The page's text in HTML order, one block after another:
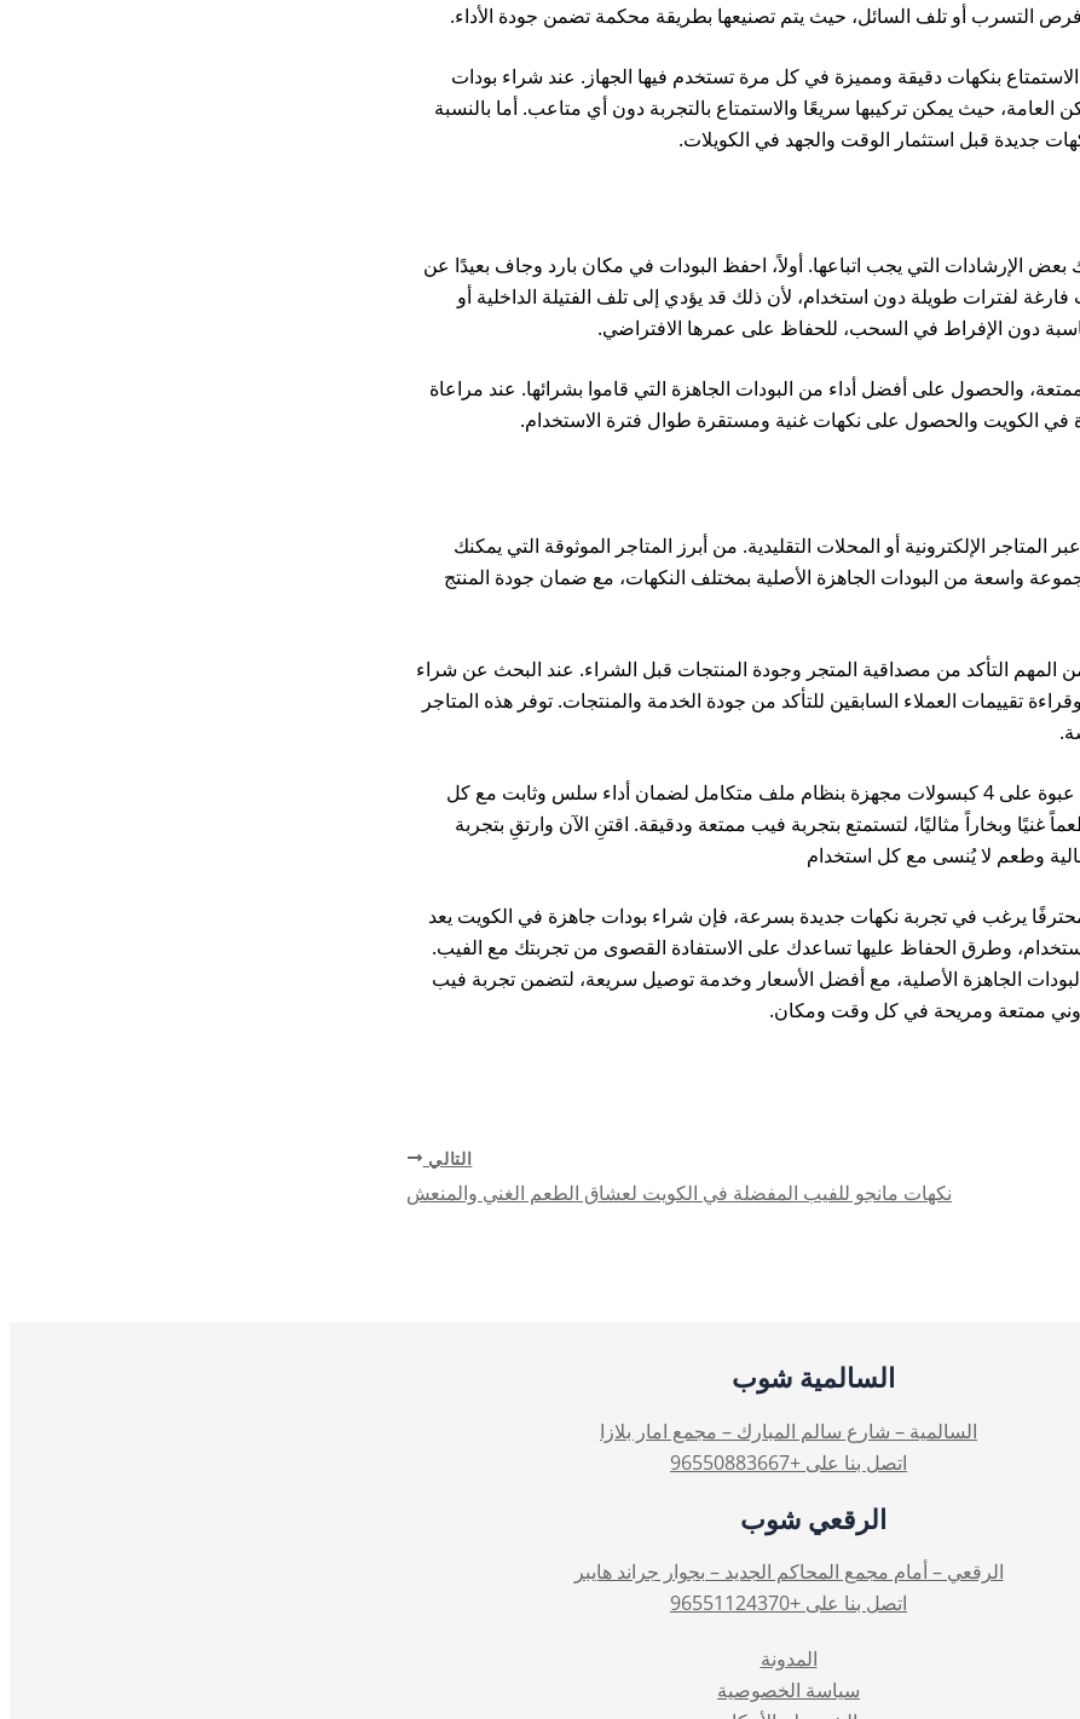
فرص التسرب أو تلف السائل، حيث يتم تصنيعها بطريقة محكمة تضمن جودة الأداء.
الاستمتاع بنكهات دقيقة ومميزة في كل مرة تستخدم فيها الجهاز. عند شراء بودات
العامة، حيث يمكن تركيبها سريعًا والاستمتاع بالتجربة دون أي متاعب. أما بالنسبة
جديدة قبل استثمار الوقت والجهد في الكويلات.
الإرشادات التي يجب اتباعها. أولاً، احفظ البودات في مكان بارد وجاف بعيدًا عن
لفترات طويلة دون استخدام، لأن ذلك قد يؤدي إلى تلف الفتيلة الداخلية أو
دون الإفراط في السحب، للحفاظ على عمرها الافتراضي.
والحصول على أفضل أداء من البودات الجاهزة التي قاموا بشرائها. عند مراعاة
الكويت والحصول على نكهات غنية ومستقرة طوال فترة الاستخدام.
الإلكترونية أو المحلات التقليدية. من أبرز المتاجر الموثوقة التي يمكنك
واسعة من البودات الجاهزة الأصلية بمختلف النكهات، مع ضمان جودة المنتج
التأكد من مصداقية المتجر وجودة المنتجات قبل الشراء. عند البحث عن شراء
تقييمات العملاء السابقين للتأكد من جودة الخدمة والمنتجات. توفر هذه المتاجر
! تحتوي كل عبوة على 4 كبسولات مجهزة بنظام ملف متكامل لضمان أداء سلس وثابت مع كل
2 مل، تمنحك كل كبسولة طعماً غنيًا وبخاراً مثاليًا، لتستمتع بتجربة فيب ممتعة ودقيقة. اقتنِ الآن وارتقِ بتجربة
وطعم لا يُنسى مع كل استخدام
يرغب في تجربة نكهات جديدة بسرعة، فإن شراء بودات جاهزة في الكويت يعد
وطرق الحفاظ عليها تساعدك على الاستفادة القصوى من تجربتك مع الفيب.
الجاهزة الأصلية، مع أفضل الأسعار وخدمة توصيل سريعة، لتضمن تجربة فيب
ممتعة ومريحة في كل وقت ومكان.
التالي
نكهات مانجو للفيب المفضلة في الكويت لعشاق الطعم الغني والمنعش
السالمية شوب
السالمية – شارع سالم المبارك – مجمع امار بلازا
اتصل بنا على +96550883667
الرقعي شوب
الرقعي – أمام مجمع المحاكم الجديد – بجوار جراند هايبر
اتصل بنا على +96551124370
المدونة
سياسة الخصوصية